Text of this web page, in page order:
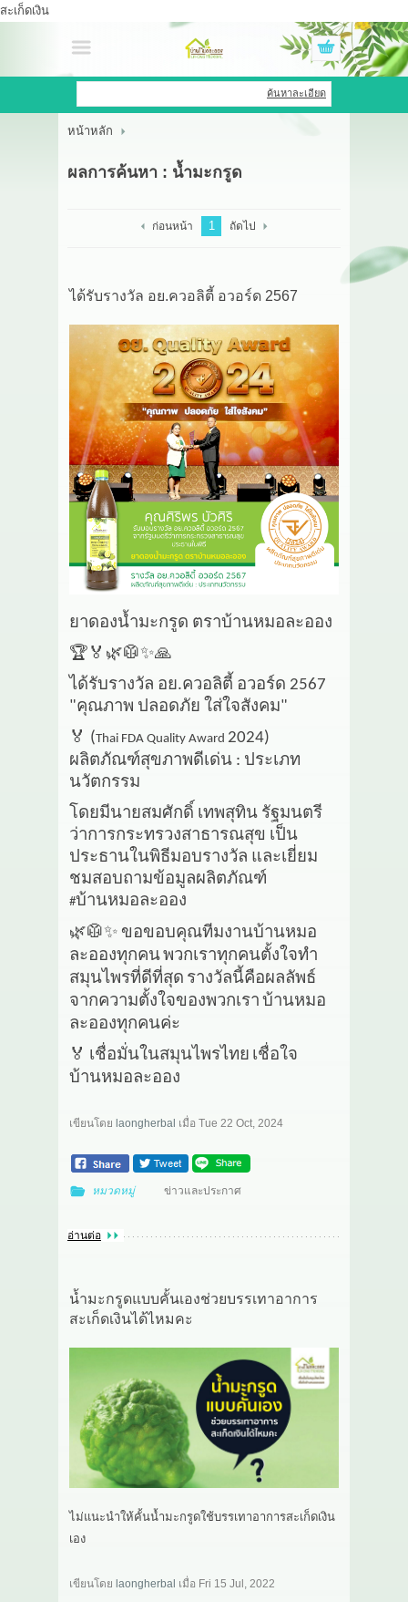
สะเก็ดเงิน
เข้าสู่ระบบ สมัครสมาชิก
สินค้าที่สนใจ
หน้าหลัก
GREEN HOUSE
เกี่ยวกับเรา
ค้นหาละเอียด
หน้าหลัก
ผลการค้นหา : น้ำมะกรูด
ก่อนหน้า 1 ถัดไป
ได้รับรางวัล อย.ควอลิตี้ อวอร์ด 2567
ยาดองน้ำมะกรูด ตราบ้านหมอละออง
🏆🏅🌿🥼✨🙏
ได้รับรางวัล อย.ควอลิตี้ อวอร์ด 2567
"คุณภาพ ปลอดภัย ใส่ใจสังคม"
🏅 (Thai FDA Quality Award 2024)
ผลิตภัณฑ์สุขภาพดีเด่น : ประเภท
นวัตกรรม
โดยมีนายสมศักดิ์ เทพสุทิน รัฐมนตรี
ว่าการกระทรวงสาธารณสุข เป็น
ประธานในพิธีมอบรางวัล และเยี่ยม
ชมสอบถามข้อมูลผลิตภัณฑ์
#บ้านหมอละออง
🌿🥼✨ ขอขอบคุณทีมงานบ้านหมอ
ละอองทุกคนพวกเราทุกคนตั้งใจทำ
สมุนไพรที่ดีที่สุด รางวัลนี้คือผลลัพธ์
จากความตั้งใจของพวกเรา บ้านหมอ
ละอองทุกคนค่ะ
🏅 เชื่อมั่นในสมุนไพรไทย เชื่อใจ
บ้านหมอละออง
เขียนโดย laongherbal เมื่อ Tue 22 Oct, 2024
หมวดหมู่ ข่าวและประกาศ
อ่านต่อ
น้ำมะกรูดแบบคั้นเองช่วยบรรเทาอาการ
สะเก็ดเงินได้ไหมคะ
ไม่แนะนำให้คั้นน้ำมะกรูดใช้บรรเทาอาการสะเก็ดเงิน
เอง
เขียนโดย laongherbal เมื่อ Fri 15 Jul, 2022